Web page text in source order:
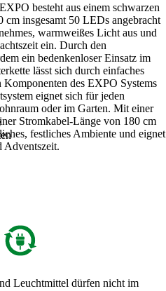
besteht aus einem schwarzen
insgesamt 50 LEDs angebracht
warmweißes Licht aus und
ein. Durch den
ein bedenkenloser Einsatz im
lässt sich durch einfaches
des EXPO Systems
eignet sich für jeden
oder im Garten. Mit einer
Stromkabel-Länge von 180 cm
festliches Ambiente und eignet
Adventszeit.
Leuchtmittel dürfen nicht im